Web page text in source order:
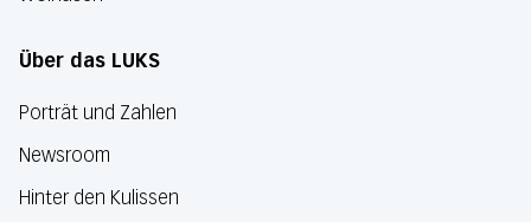
Über das LUKS
Porträt und Zahlen
Newsroom
Hinter den Kulissen